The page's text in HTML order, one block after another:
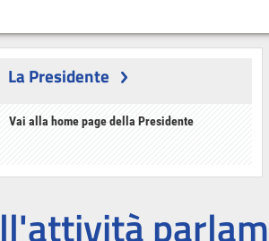
La Presidente
Vai alla home page della Presidente